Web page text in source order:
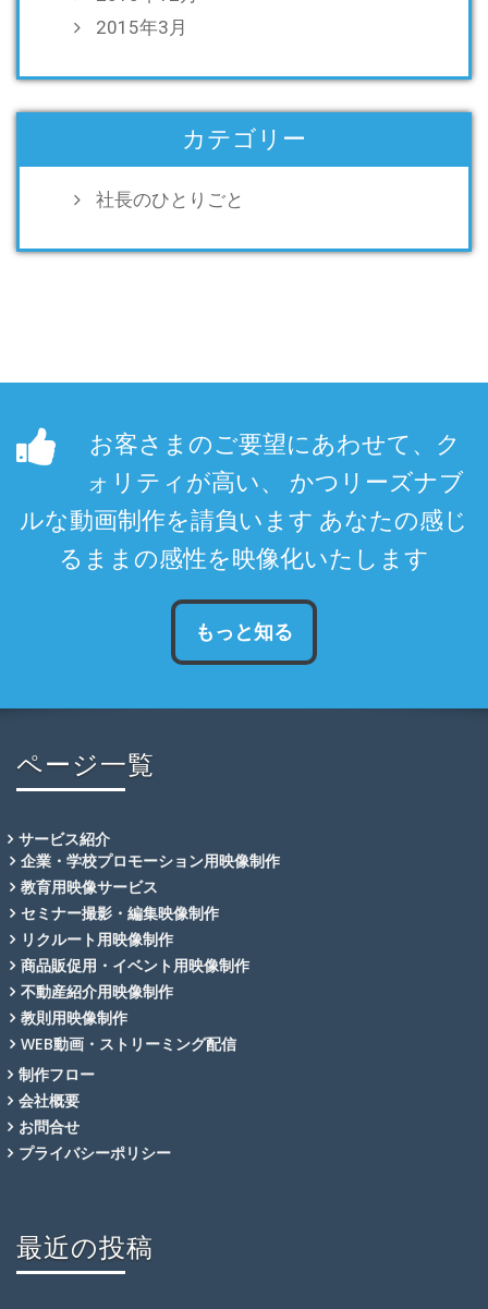
2015年3月
カテゴリー
社長のひとりごと
お客さまのご要望にあわせて、ク
ォリティが高い、 かつリーズナブ
ルな動画制作を請負います あなたの感じ
るままの感性を映像化いたします
もっと知る
ページ一覧
サービス紹介
企業・学校プロモーション用映像制作
教育用映像サービス
セミナー撮影・編集映像制作
リクルート用映像制作
商品販促用・イベント用映像制作
不動産紹介用映像制作
教則用映像制作
WEB動画・ストリーミング配信
制作フロー
会社概要
お問合せ
プライバシーポリシー
最近の投稿